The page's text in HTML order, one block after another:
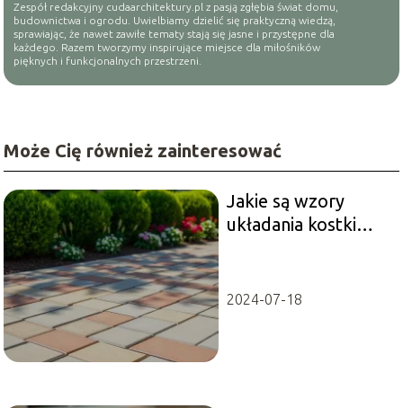
Zespół redakcyjny cudaarchitektury.pl z pasją zgłębia świat domu,
budownictwa i ogrodu. Uwielbiamy dzielić się praktyczną wiedzą,
sprawiając, że nawet zawiłe tematy stają się jasne i przystępne dla
każdego. Razem tworzymy inspirujące miejsce dla miłośników
pięknych i funkcjonalnych przestrzeni.
Może Cię również zainteresować
Jakie są wzory
układania kostki
2024-07-18